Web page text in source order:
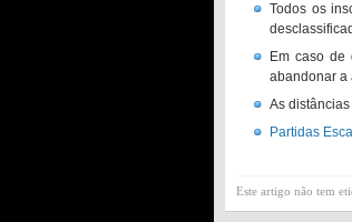
Todos os
Em caso de
abandonar a
As
Partidas
Este artigo não tem